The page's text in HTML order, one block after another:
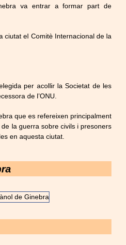
va entrar a formar part de
ciutat el Comitè Internacional de la
per acollir la Societat de les
de l’ONU.
que es refereixen principalment
la guerra sobre civils i presoners
en aquesta ciutat.